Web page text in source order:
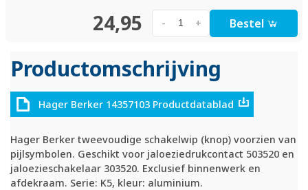
24,95 +
- Bestel
Productomschrijving
Hager Berker 14357103 Productdatablad
Hager Berker tweevoudige schakelwip (knop) voorzien van
pijlsymbolen. Geschikt voor jaloeziedrukcontact 503520 en
jaloezieschakelaar 303520. Exclusief binnenwerk en
afdekraam. Serie: K5, kleur: aluminium.